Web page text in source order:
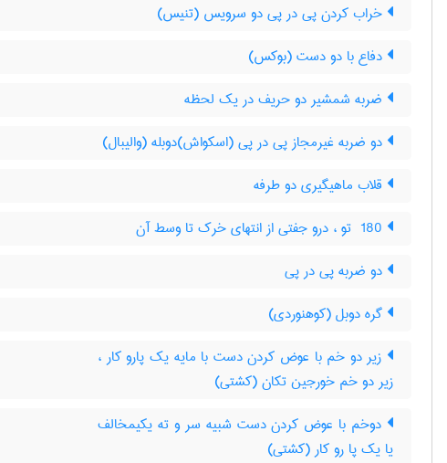
خراب کردن پی در پی دو سرویس (تنیس)
دفاع با دو دست (بوکس)
ضربه شمشیر دو حریف در یک لحظه
دو ضربه غیرمجاز پی در پی (اسکواش)دوبله (والیبال)
قلاب ماهیگیری دو طرفه
دو ضربه پی در پی
گره دوبل (کوهنوردی)
زیر دو خم با عوض کردن دست با مایه یک پارو کار ،
زیر دو خم خورجین تکان (کشتی)
دوخم با عوض کردن دست شبیه سر و ته یکیمخالف
یا یک پا رو کار (کشتی)